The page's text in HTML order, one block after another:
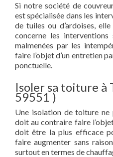
Si notre société de
est spécialisée dans les
de tuiles ou d’ardoises,
concerne les
malmenées par les
faire l’objet d’un entretien
ponctuelle.
Isoler sa toiture à
59551 )
Une isolation de toiture ne
doit au contraire faire
doit être la plus efficace
faire augmenter sans
surtout en termes de